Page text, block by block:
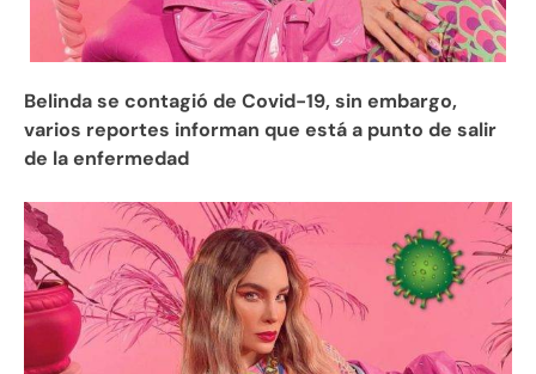
Belinda se contagió de Covid-19, sin embargo,
varios reportes informan que está a punto de salir
de la enfermedad